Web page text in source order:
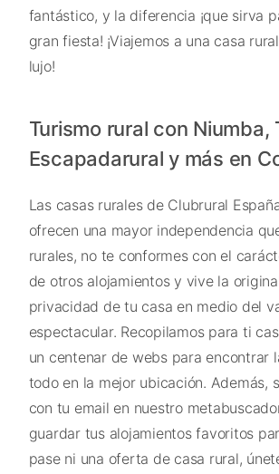
fantástico, y la diferencia ¡que sirva
gran fiesta! ¡Viajemos a una casa
lujo!
Turismo rural con Niumba,
Escapadarural y más en
Las casas rurales de Clubrural
ofrecen una mayor independencia
rurales, no te conformes con el
de otros alojamientos y vive la
privacidad de tu casa en medio del
espectacular. Recopilamos para ti
un centenar de webs para encontrar
todo en la mejor ubicación. Además,
con tu email en nuestro
guardar tus alojamientos favoritos
pase ni una oferta de casa rural,